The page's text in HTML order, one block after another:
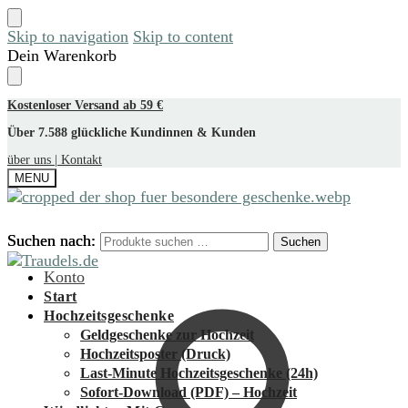
Skip to navigation Skip to content
Dein Warenkorb
Kostenloser Versand ab 59 €
Über 7.588 glückliche Kundinnen & Kunden
über uns |
Kontakt
MENU
Suchen nach: Suchen
Konto
Suchen nach: Suchen
Start
Hochzeitsgeschenke
Geldgeschenke zur Hochzeit
Hochzeitsposter (Druck)
Last-Minute Hochzeitsgeschenke (24h)
Sofort-Download (PDF) – Hochzeit